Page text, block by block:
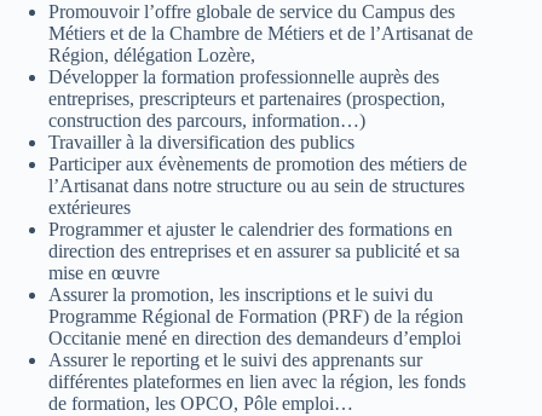
Promouvoir l’offre globale de service du Campus des
Métiers et de la Chambre de Métiers et de l’Artisanat de
Région, délégation Lozère,
Développer la formation professionnelle auprès des
entreprises, prescripteurs et partenaires (prospection,
construction des parcours, information…)
Travailler à la diversification des publics
Participer aux évènements de promotion des métiers de
l’Artisanat dans notre structure ou au sein de structures
extérieures
Programmer et ajuster le calendrier des formations en
direction des entreprises et en assurer sa publicité et sa
mise en œuvre
Assurer la promotion, les inscriptions et le suivi du
Programme Régional de Formation (PRF) de la région
Occitanie mené en direction des demandeurs d’emploi
Assurer le reporting et le suivi des apprenants sur
différentes plateformes en lien avec la région, les fonds
de formation, les OPCO, Pôle emploi…